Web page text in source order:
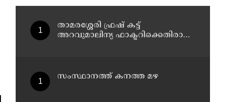
താമരശ്ശേരി ഫ്രഷ് കട്ട്
അറവുമാലിന്യ ഫാക്ടറിക്കെതിരായ
സംസ്ഥാനത്ത് കനത്ത മഴ